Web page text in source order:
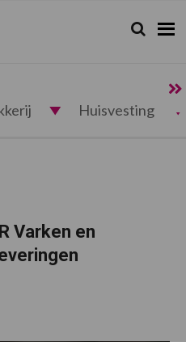
Zoeken...
Zoek
Huisvesting
Varken en